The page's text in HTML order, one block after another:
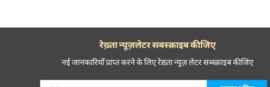
रेख़्ता न्यूज़लेटर सबस्क्राइब कीजिए
नई जानकारियाँ प्राप्त करने के लिए रेख़्ता न्यूज़ लेटर सब्स्क्राइब कीजिए